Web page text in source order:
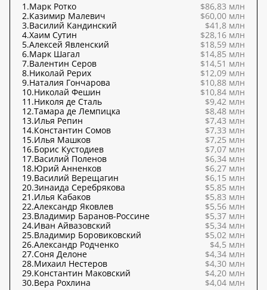
1.Марк Ротко
$86,83 млн
2.Казимир Малевич
$60,00 млн
3.Василий Кандинский
$41,8 млн
4.Хаим Сутин
$28,16 млн
5.Алексей Явленский
$18,59 млн
6.Марк Шагал
$14,85 млн
7.Валентин Серов
$14,51 млн
8.Николай Рерих
$12,09 млн
9.Наталия Гончарова
$10,88 млн
10.Николай Фешин
$10,84 млн
11.Николя де Сталь
$9,42 млн
12.Тамара де Лемпицка
$8,48 млн
13.Илья Репин
$7,43 млн
14.Константин Сомов
$7,33 млн
15.Илья Машков
$7,25 млн
16.Борис Кустодиев
$7,07 млн
17.Василий Поленов
$6,34 млн
18.Юрий Анненков
$6,27 млн
19.Василий Верещагин
$6,15 млн
20.Зинаида Серебрякова
$5,85 млн
21.Илья Кабаков
$5,83 млн
22.Александр Яковлев
$5,56 млн
23.Владимир Баранов-Россине
$5,37 млн
24.Иван Айвазовский
$5,34 млн
25.Владимир Боровиковский
$5,02 млн
26.Александр Родченко
$4,5 млн
27.Соня Делоне
$4,34 млн
28.Михаил Нестеров
$4,30 млн
29.Константин Маковский
$4,20 млн
30.Вера Рохлина $4,04 млн